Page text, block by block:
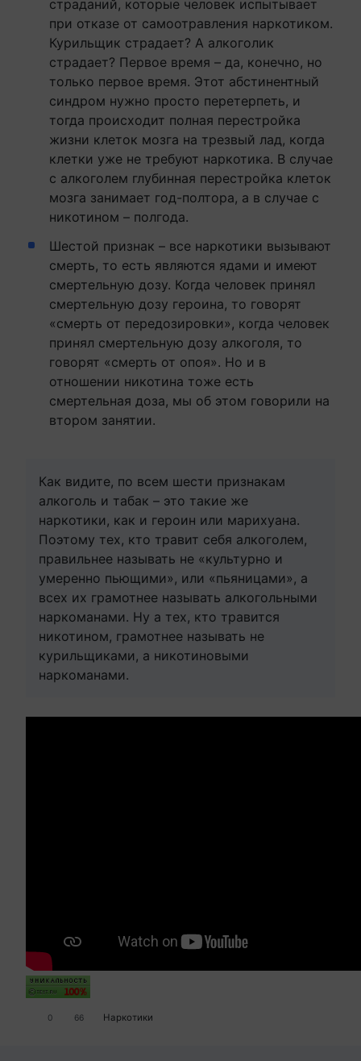
страданий, которые человек испытывает
при отказе от самоотравления наркотиком.
Курильщик страдает? А алкоголик
страдает? Первое время – да, конечно, но
только первое время. Этот абстинентный
синдром нужно просто перетерпеть, и
тогда происходит полная перестройка
жизни клеток мозга на трезвый лад, когда
клетки уже не требуют наркотика. В случае
с алкоголем глубинная перестройка клеток
мозга занимает год-полтора, а в случае с
никотином – полгода.
Шестой признак – все наркотики вызывают
смерть, то есть являются ядами и имеют
смертельную дозу. Когда человек принял
смертельную дозу героина, то говорят
«смерть от передозировки», когда человек
принял смертельную дозу алкоголя, то
говорят «смерть от опоя». Но и в
отношении никотина тоже есть
смертельная доза, мы об этом говорили на
втором занятии.
Как видите, по всем шести признакам
алкоголь и табак – это такие же
наркотики, как и героин или марихуана.
Поэтому тех, кто травит себя алкоголем,
правильнее называть не «культурно и
умеренно пьющими», или «пьяницами», а
всех их грамотнее называть алкогольными
наркоманами. Ну а тех, кто травится
никотином, грамотнее называть не
курильщиками, а никотиновыми
наркоманами.
0 66 Наркотики